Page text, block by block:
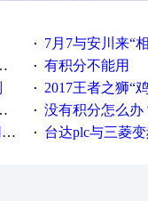
· 7月7与安川来“
· 有积分不能用
· 2017王者之狮“鸡”情签到
· 没有积分怎么办
· 台达plc与三菱